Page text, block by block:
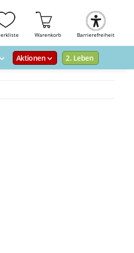
Warenkorb Barrierefreiheit
Aktionen 2. Leben